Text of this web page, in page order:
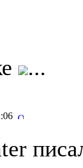
...